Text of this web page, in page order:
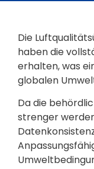
Die
haben die
erhalten, was
globalen
Da die
strenger